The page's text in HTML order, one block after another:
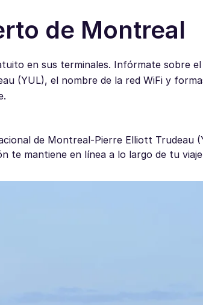
de Montreal
en sus terminales. Infórmate sobre el
(YUL), el nombre de la red WiFi y
de Montreal-Pierre Elliott Trudeau
te mantiene en línea a lo largo de tu